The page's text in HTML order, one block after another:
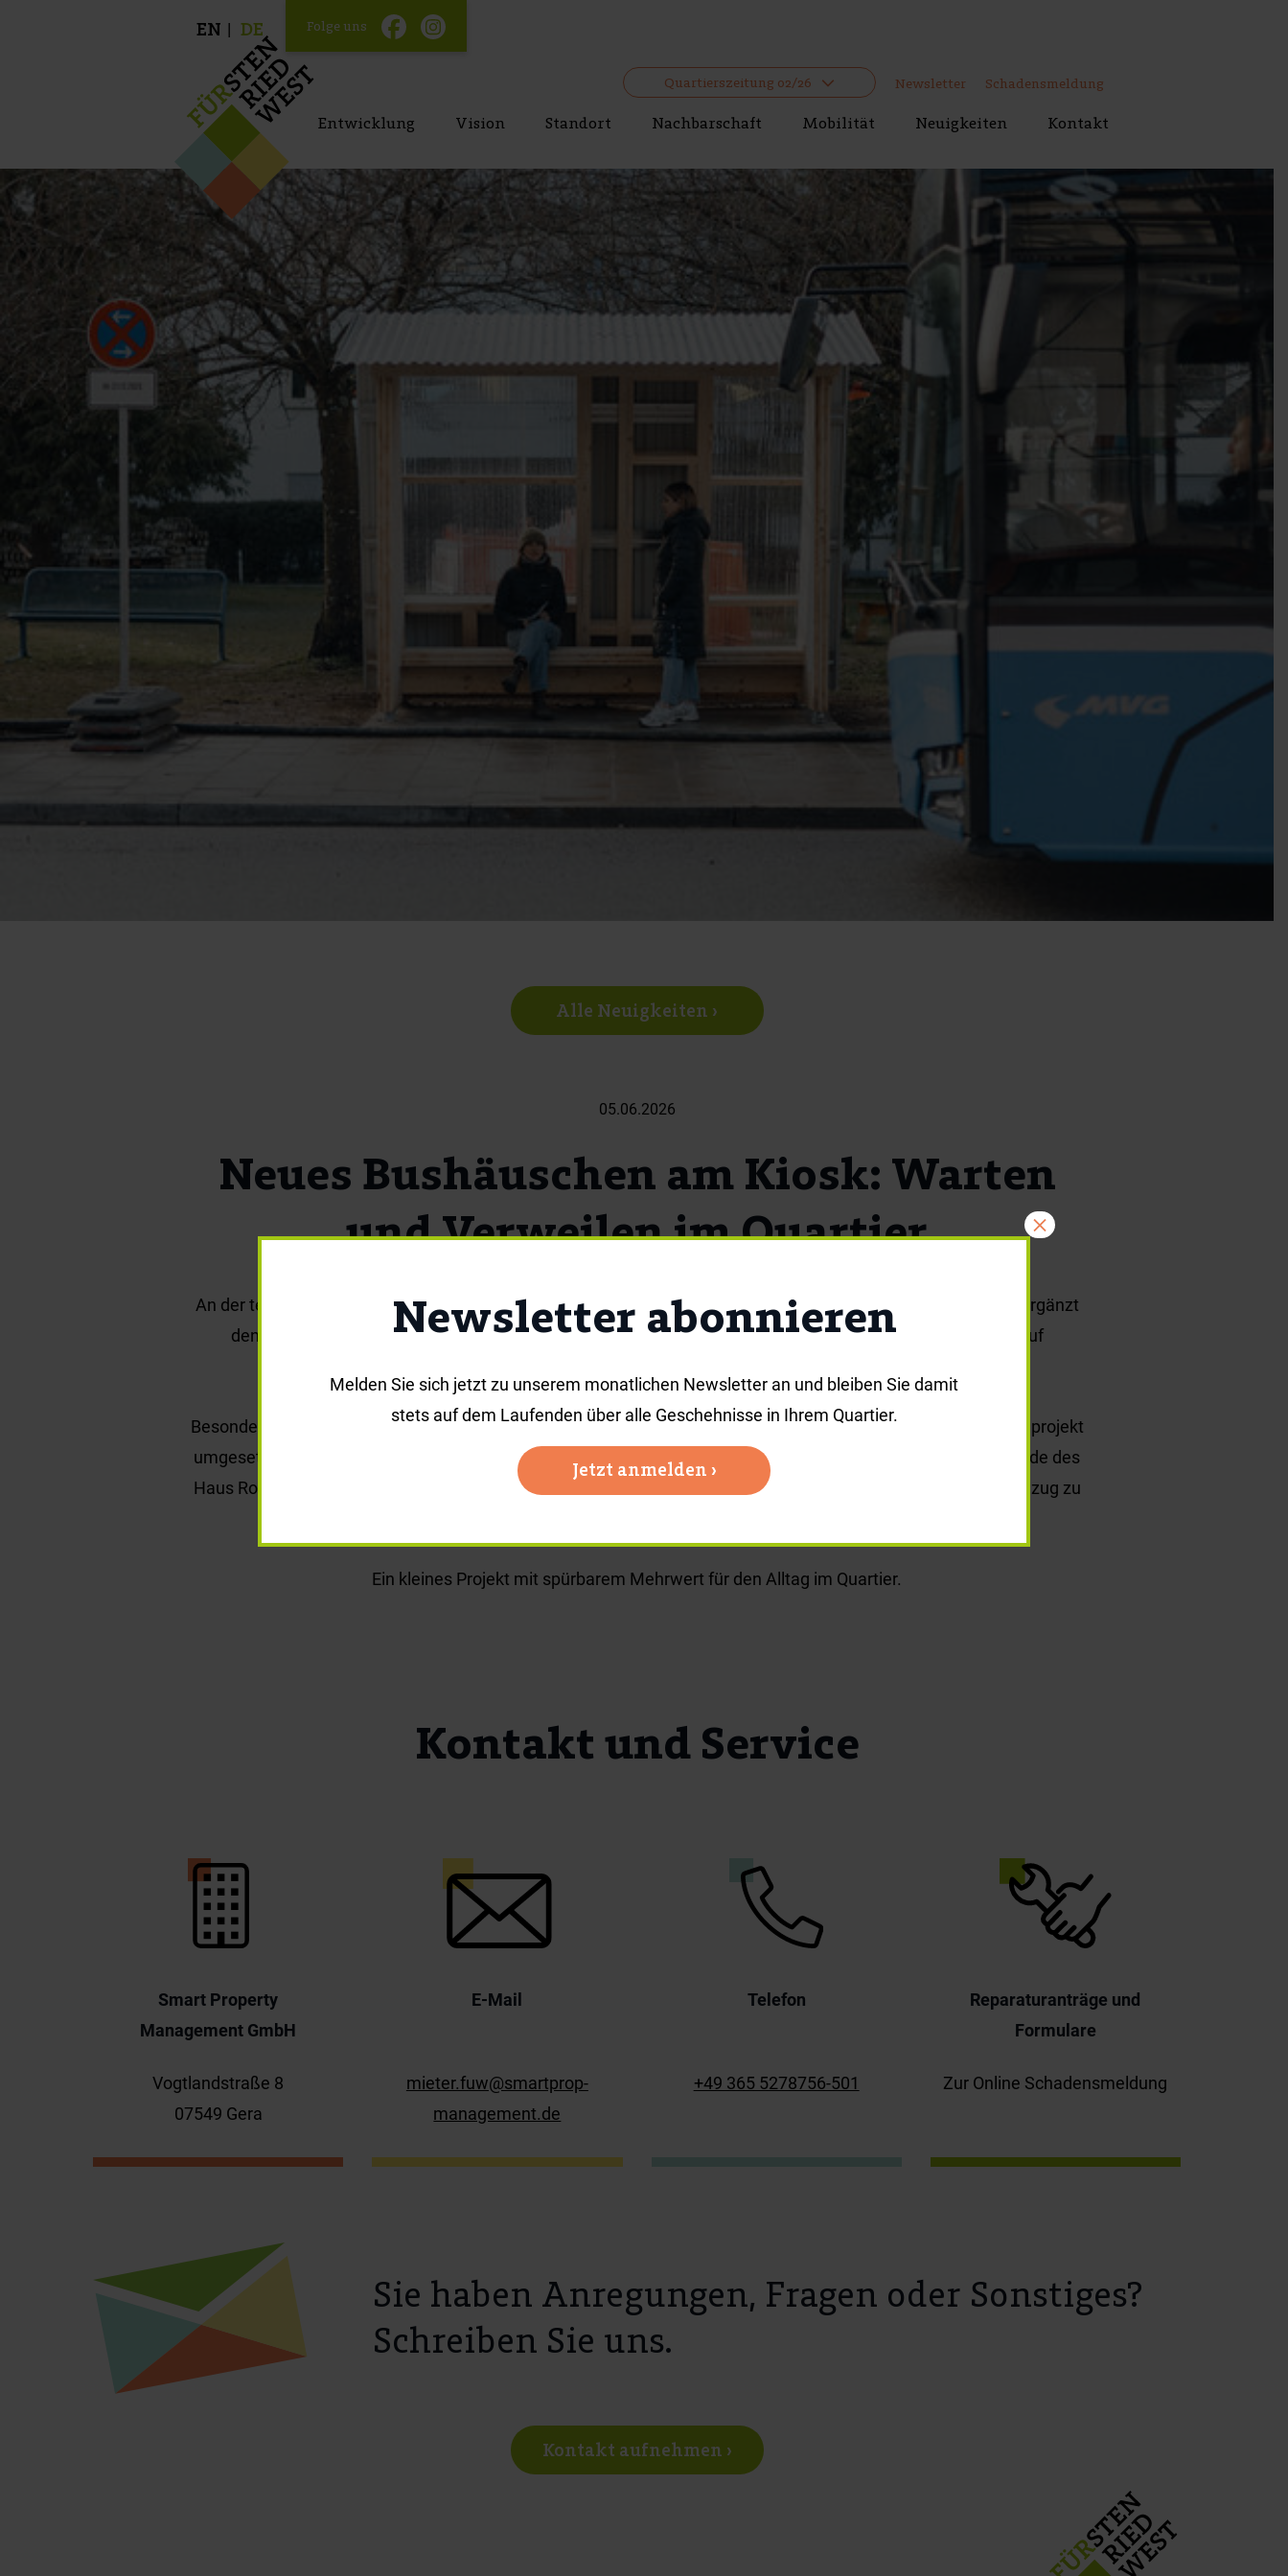
EN DE Folge uns
Quartierszeitung 02/26 Newsletter Schadensmeldung
Entwicklung Vision Standort Nachbarschaft Mobilität Neuigkeiten Kontakt
Alle Neuigkeiten ›
05.06.2026
Neues Bushäuschen am Kiosk: Warten
und Verweilen im Quartier
An der temporären Bushaltestelle auf Höhe der Appenzeller Straße 127 entsteht ein neues Bushäuschen. Es ergänzt
den Haltepunkt der Buslinie 166 und verbessert das Warten auf den Bus – besonders für Menschen, die auf
Besonders ist die Bauweise: In Anlehnung an den Kiosk „Zur FÜRstin“ wird auch das Bushäuschen als Recyclingprojekt
umgesetzt. Verwendet werden Materialien eines Fassaden-Musterhauses, das zuvor als Vorlage für die Fassade des
Haus Rotondo diente. So entsteht nicht nur ein praktischer Unterstand, sondern zugleich ein gestalterischer Bezug zu
Ein kleines Projekt mit spürbarem Mehrwert für den Alltag im Quartier.
Kontakt und Service
Smart Property
Management GmbH
Vogtlandstraße 8
07549 Gera
E-Mail
mieter.fuw@smartprop-
management.de
Telefon
+49 365 5278756-501
Reparaturanträge und
Formulare
Zur Online Schadensmeldung
Sie haben Anregungen, Fragen oder Sonstiges?
Schreiben Sie uns.
Kontakt aufnehmen ›
Newsletter abonnieren
Melden Sie sich jetzt zu unserem monatlichen Newsletter an und bleiben Sie damit
stets auf dem Laufenden über alle Geschehnisse in Ihrem Quartier.
Jetzt anmelden ›
×